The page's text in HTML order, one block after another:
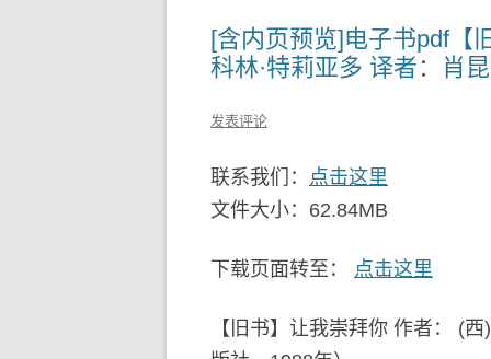
[含内页预览]电子书pdf【
科林·特莉亚多 译者：肖
发表评论
联系我们： 点击这里
文件大小：62.84MB
下载页面转至： 点击这里
【旧书】让我崇拜你 作者： (